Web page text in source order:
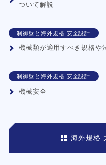
ついて解説
制御盤と海外規格 安全設計
機械類が適用すべき規格や
制御盤と海外規格 安全設計
機械安全
海外規格